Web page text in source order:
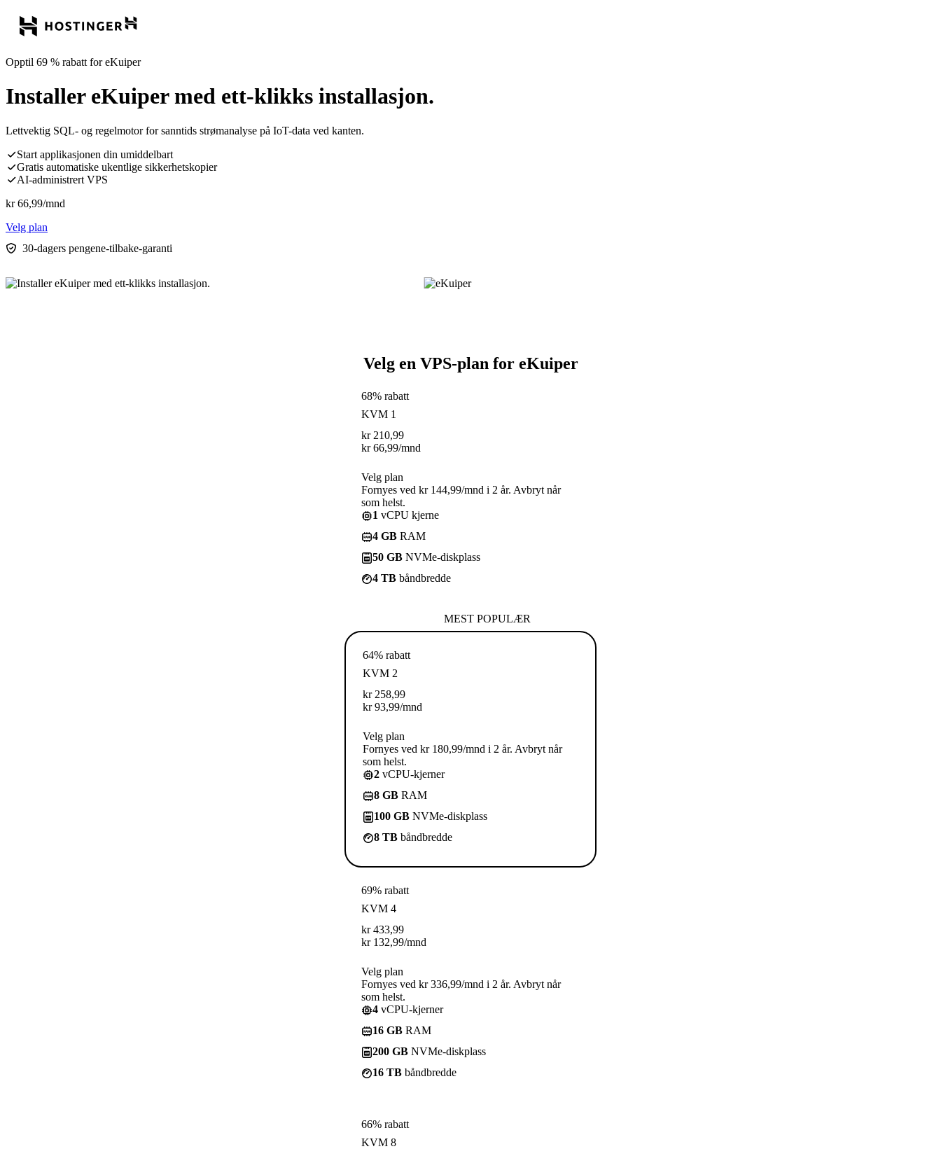
Opptil 69 % rabatt for eKuiper
Installer eKuiper med ett-klikks installasjon.
Lettvektig SQL- og regelmotor for sanntids strømanalyse på IoT-data ved kanten.
Start applikasjonen din umiddelbart
Gratis automatiske ukentlige sikkerhetskopier
AI-administrert VPS
kr 66,99/mnd
Velg plan
30-dagers pengene-tilbake-garanti
Velg en VPS-plan for eKuiper
68% rabatt
KVM 1
kr 210,99
kr 66,99/mnd
Velg plan
Fornyes ved kr 144,99/mnd i 2 år. Avbryt når
som helst.
1 vCPU kjerne
4 GB RAM
50 GB NVMe-diskplass
4 TB båndbredde
MEST POPULÆR
64% rabatt
KVM 2
kr 258,99
kr 93,99/mnd
Velg plan
Fornyes ved kr 180,99/mnd i 2 år. Avbryt når
som helst.
2 vCPU-kjerner
8 GB RAM
100 GB NVMe-diskplass
8 TB båndbredde
69% rabatt
KVM 4
kr 433,99
kr 132,99/mnd
Velg plan
Fornyes ved kr 336,99/mnd i 2 år. Avbryt når
som helst.
4 vCPU-kjerner
16 GB RAM
200 GB NVMe-diskplass
16 TB båndbredde
66% rabatt
KVM 8